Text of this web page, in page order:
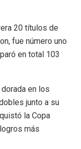
20 títulos de
fue número uno
en total 103
en los
junto a su
la Copa
más